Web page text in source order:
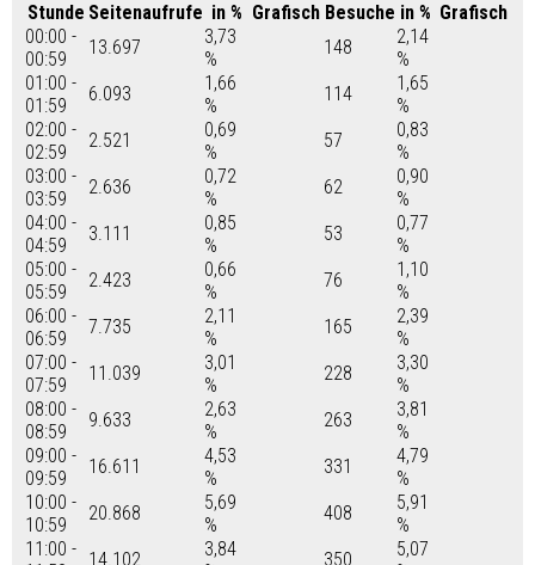
Stunde Seitenaufrufe in % Grafisch Besuche in % Grafisch
00:00 -
00:59
13.697
3,73
%
148
2,14
%
01:00 -
01:59
6.093
1,66
%
114
1,65
%
02:00 -
02:59
2.521
0,69
%
57
0,83
%
03:00 -
03:59
2.636
0,72
%
62
0,90
%
04:00 -
04:59
3.111
0,85
%
53
0,77
%
05:00 -
05:59
2.423
0,66
%
76
1,10
%
06:00 -
06:59
7.735
2,11
%
165
2,39
%
07:00 -
07:59
11.039
3,01
%
228
3,30
%
08:00 -
08:59
9.633
2,63
%
263
3,81
%
09:00 -
09:59
16.611
4,53
%
331
4,79
%
10:00 -
10:59
20.868
5,69
%
408
5,91
%
11:00 - 14.102
3,84
350
5,07